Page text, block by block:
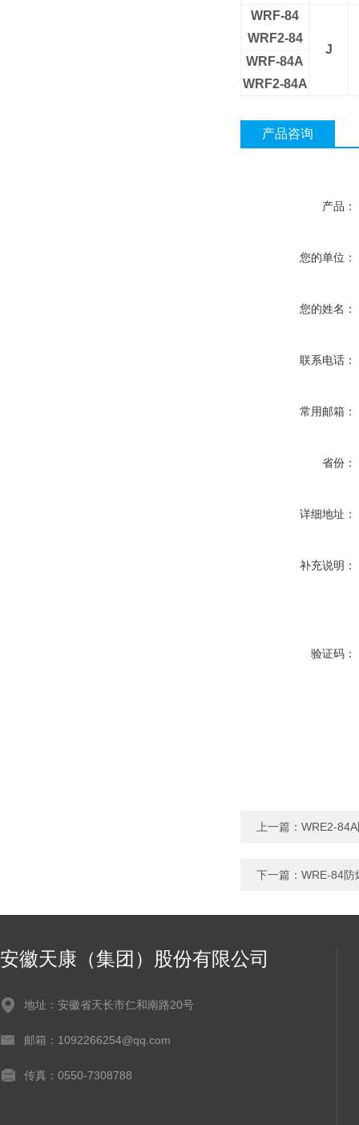
WRF-84
WRF2-84
J
WRF-84A
WRF2-84A
产品咨询
产品：
您的单位：
您的姓名：
联系电话：
常用邮箱：
省份：
详细地址：
补充说明：
验证码：
上一篇： WRE2-
下一篇： WRE-84防
安徽天康（集团）股份有限公司
地址：安徽省天长市仁和南路20号
邮箱：1092266254@qq.com
传真：0550-7308788